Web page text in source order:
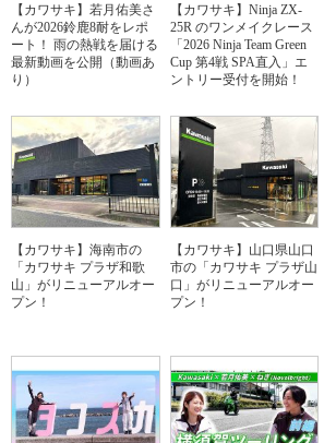
【カワサキ】若月佑美さ
んが2026鈴鹿8耐をレポ
ート！ 雨の熱戦を届ける
最新動画を公開（動画あ
り）
【カワサキ】Ninja ZX-
25R のワンメイクレース
「2026 Ninja Team Green
Cup 第4戦 SPA直入」エ
ントリー受付を開始！
【カワサキ】海南市の
「カワサキ プラザ和歌
山」がリニューアルオー
プン！
【カワサキ】山口県山口
市の「カワサキ プラザ山
口」がリニューアルオー
プン！